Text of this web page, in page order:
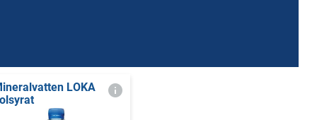
LOKA